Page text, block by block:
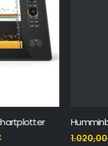
Humminbird
1.020,00€